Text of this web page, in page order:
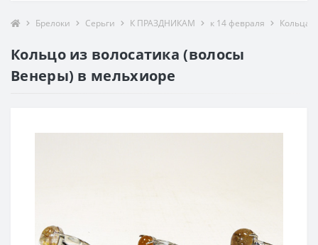
Брелоки Серьги К ПРАЗДНИКАМ к 14 февраля Кольца -
Кольцо из волосатика (волосы
Венеры) в мельхиоре